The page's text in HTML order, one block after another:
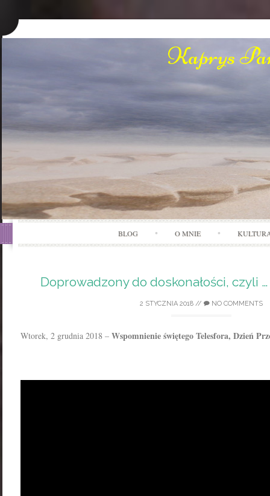
Kaprys
BLOG O MNIE
Doprowadzony do doskonałości, czyli
2 STYCZNIA 2018 // NO COMMENTS
Wtorek, 2 grudnia 2018 – Wspomnienie świętego Telesfora, Dzień